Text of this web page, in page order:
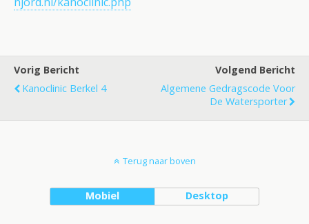
Vorig Bericht
Kanoclinic Berkel 4
Volgend Bericht
Algemene Gedragscode Voor
De Watersporter
Terug naar boven
Mobiel Desktop